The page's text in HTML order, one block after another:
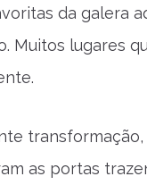
da galera
Muitos lugares
as portas